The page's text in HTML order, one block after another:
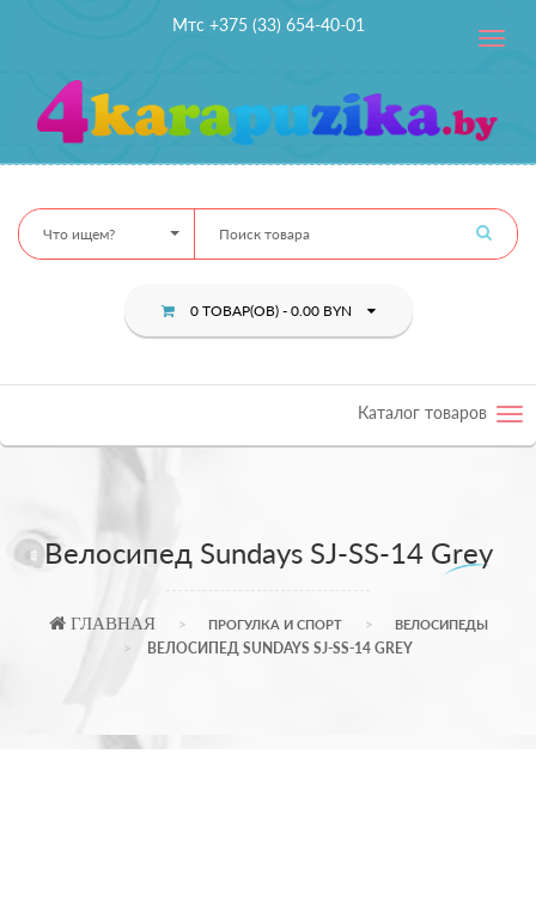
Мтс +375 (33) 654-40-01
Toggle
Что ищем?
0 ТОВАР(ОВ) - 0.00 BYN
Каталог товаров
Велосипед Sundays SJ-SS-14 Grey
ГЛАВНАЯ ПРОГУЛКА И СПОРТ ВЕЛОСИПЕДЫ
ВЕЛОСИПЕД SUNDAYS SJ-SS-14 GREY